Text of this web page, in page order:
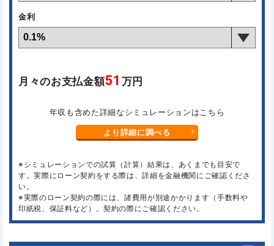
金利
月々のお支払金額51 万円
年収も含めた詳細なシミュレーションはこちら
より詳細に調べる
※シミュレーションでの試算（計算）結果は、あくまでも目安で
す。実際にローン契約をする際は、詳細を金融機関にご確認くださ
い。
※実際のローン契約の際には、諸費用が別途かかります（手数料や
印紙税、保証料など）。契約の際にご確認ください。